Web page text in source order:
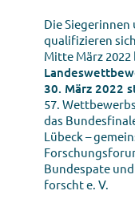
Die Siegerinnen
qualifizieren
Mitte März 2022
30. März 2022
57.
das
Lübeck –
Bundespate
forscht e. V.